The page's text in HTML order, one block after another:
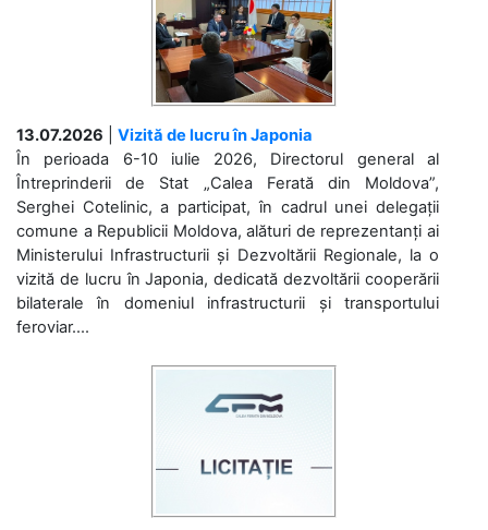
13.07.2026
Vizită de lucru în Japonia
În perioada 6-10 iulie 2026, Directorul general al
Întreprinderii de Stat „Calea Ferată din Moldova”,
Serghei Cotelinic, a participat, în cadrul unei delegații
comune a Republicii Moldova, alături de reprezentanți ai
Ministerului Infrastructurii și Dezvoltării Regionale, la o
vizită de lucru în Japonia, dedicată dezvoltării cooperării
bilaterale în domeniul infrastructurii și transportului
feroviar....